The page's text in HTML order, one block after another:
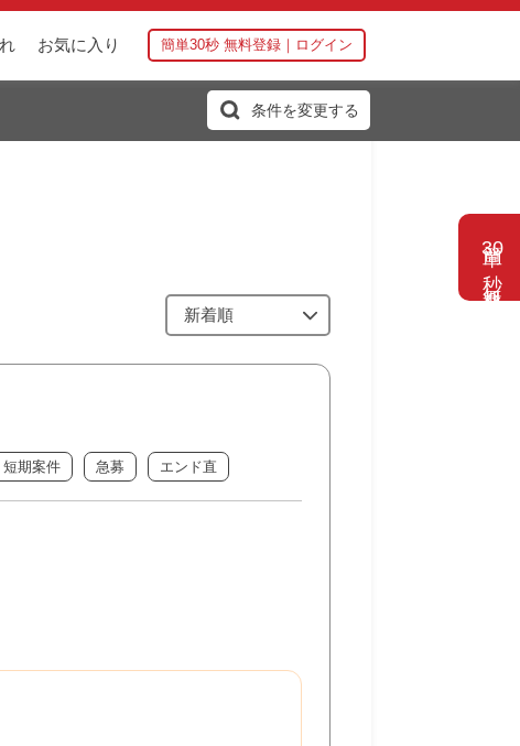
30
秒 無料登録
お気に入り 簡単30秒 無料登録｜ログイン
条件を変更する
短期案件 急募 エンド直